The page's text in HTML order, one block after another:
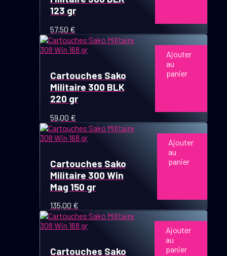
123 gr
57,50 €
Cartouches Sako
Militaire 300 BLK
220 gr
59,00 €
Ajouter
au
panier
Cartouches Sako
Militaire 300 Win
Mag 150 gr
135,00 €
Ajouter
au
panier
Cartouches Sako
Ajouter
au
panier